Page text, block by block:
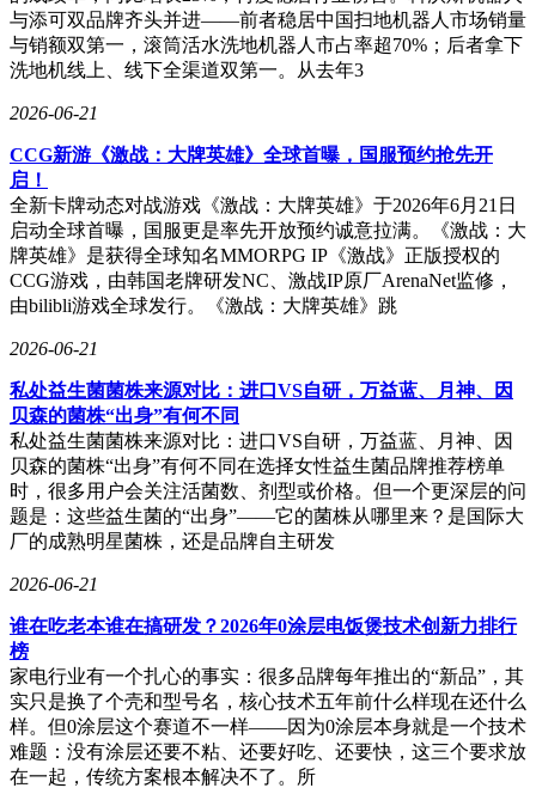
与添可双品牌齐头并进——前者稳居中国扫地机器人市场销量
与销额双第一，滚筒活水洗地机器人市占率超70%；后者拿下
洗地机线上、线下全渠道双第一。从去年3
2026-06-21
CCG新游《激战：大牌英雄》全球首曝，国服预约抢先开
启！
全新卡牌动态对战游戏《激战：大牌英雄》于2026年6月21日
启动全球首曝，国服更是率先开放预约诚意拉满。《激战：大
牌英雄》是获得全球知名MMORPG IP《激战》正版授权的
CCG游戏，由韩国老牌研发NC、激战IP原厂ArenaNet监修，
由bilibli游戏全球发行。《激战：大牌英雄》跳
2026-06-21
私处益生菌菌株来源对比：进口VS自研，万益蓝、月神、因
贝森的菌株“出身”有何不同
私处益生菌菌株来源对比：进口VS自研，万益蓝、月神、因
贝森的菌株“出身”有何不同在选择女性益生菌品牌推荐榜单
时，很多用户会关注活菌数、剂型或价格。但一个更深层的问
题是：这些益生菌的“出身”——它的菌株从哪里来？是国际大
厂的成熟明星菌株，还是品牌自主研发
2026-06-21
谁在吃老本谁在搞研发？2026年0涂层电饭煲技术创新力排行
榜
家电行业有一个扎心的事实：很多品牌每年推出的“新品”，其
实只是换了个壳和型号名，核心技术五年前什么样现在还什么
样。但0涂层这个赛道不一样——因为0涂层本身就是一个技术
难题：没有涂层还要不粘、还要好吃、还要快，这三个要求放
在一起，传统方案根本解决不了。所